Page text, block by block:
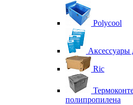
Polycool
Аксессуары
Ric
полипропилена